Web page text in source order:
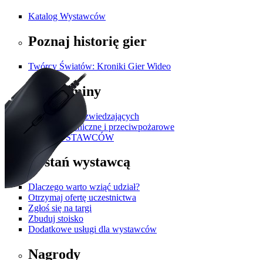
Katalog Wystawców
Poznaj historię gier
Twórcy Światów: Kroniki Gier Wideo
Regulaminy
Regulamin dla zwiedzających
Przepisy techniczne i przeciwpożarowe
DLA WYSTAWCÓW
Zostań wystawcą
Dlaczego warto wziąć udział?
Otrzymaj ofertę uczestnictwa
Zgłoś się na targi
Zbuduj stoisko
Dodatkowe usługi dla wystawców
Nagrody